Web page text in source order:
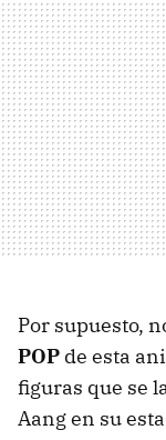
Por supuesto,
POP de esta
figuras que se
Aang en su